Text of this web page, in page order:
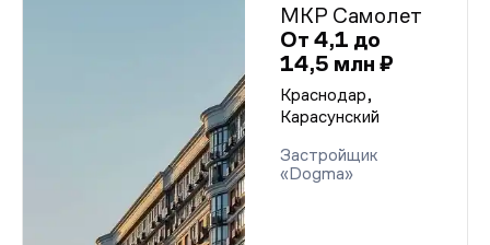
МКР Самолет
От 4,1 до
14,5 млн ₽
Краснодар,
Карасунский
Застройщик
«Dogma»